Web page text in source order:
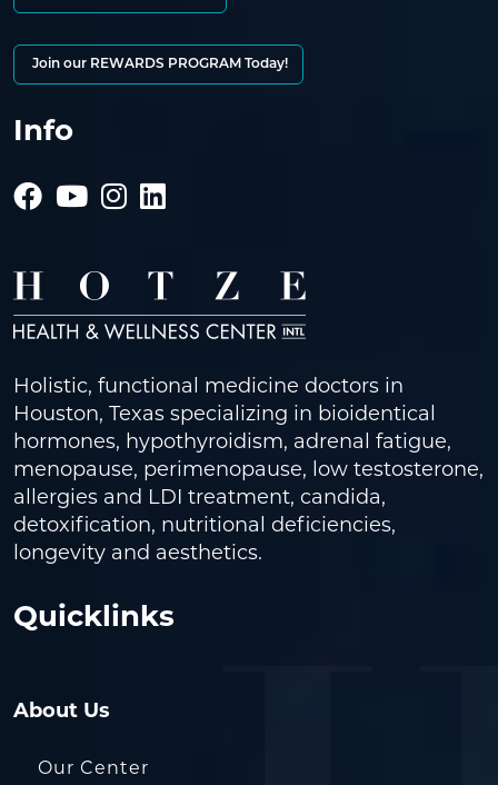
Join our REWARDS PROGRAM Today!
Info
Holistic, functional medicine doctors in
Houston, Texas specializing in bioidentical
hormones, hypothyroidism, adrenal fatigue,
menopause, perimenopause, low testosterone,
allergies and LDI treatment, candida,
detoxification, nutritional deficiencies,
longevity and aesthetics.
Quicklinks
About Us
Our Center